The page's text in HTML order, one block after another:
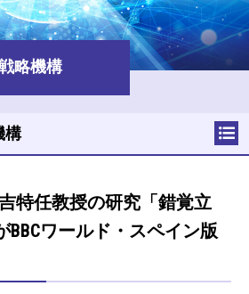
略機構
吉特任教授の研究「錯覚立
BBCワールド・スペイン版
構